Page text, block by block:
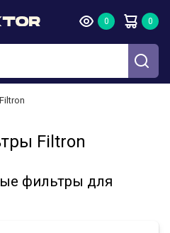
Filtron
фильтры для